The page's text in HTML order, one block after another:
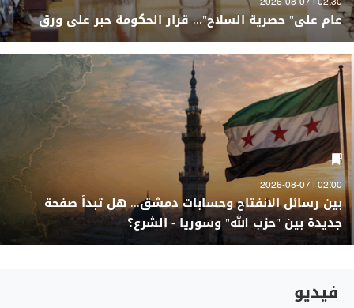
02:30 | 2026-08-07
عام على" حصرية السلاح"... قرار الحكومة حبر على ورق
02:00 | 2026-08-07
بين رسائل الانفتاح وحسابات دمشق... هل تبدأ صفحة
جديدة بين "حزب الله" وسوريا - الشرع؟
فيديو